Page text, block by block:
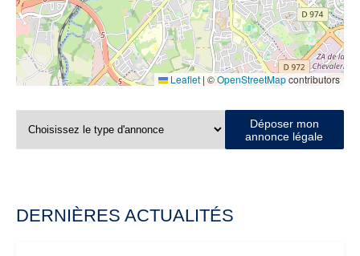
Leaflet | ©OpenStreetMapcontributors
Déposer mon
annonce légale
DERNIÈRES ACTUALITÉS